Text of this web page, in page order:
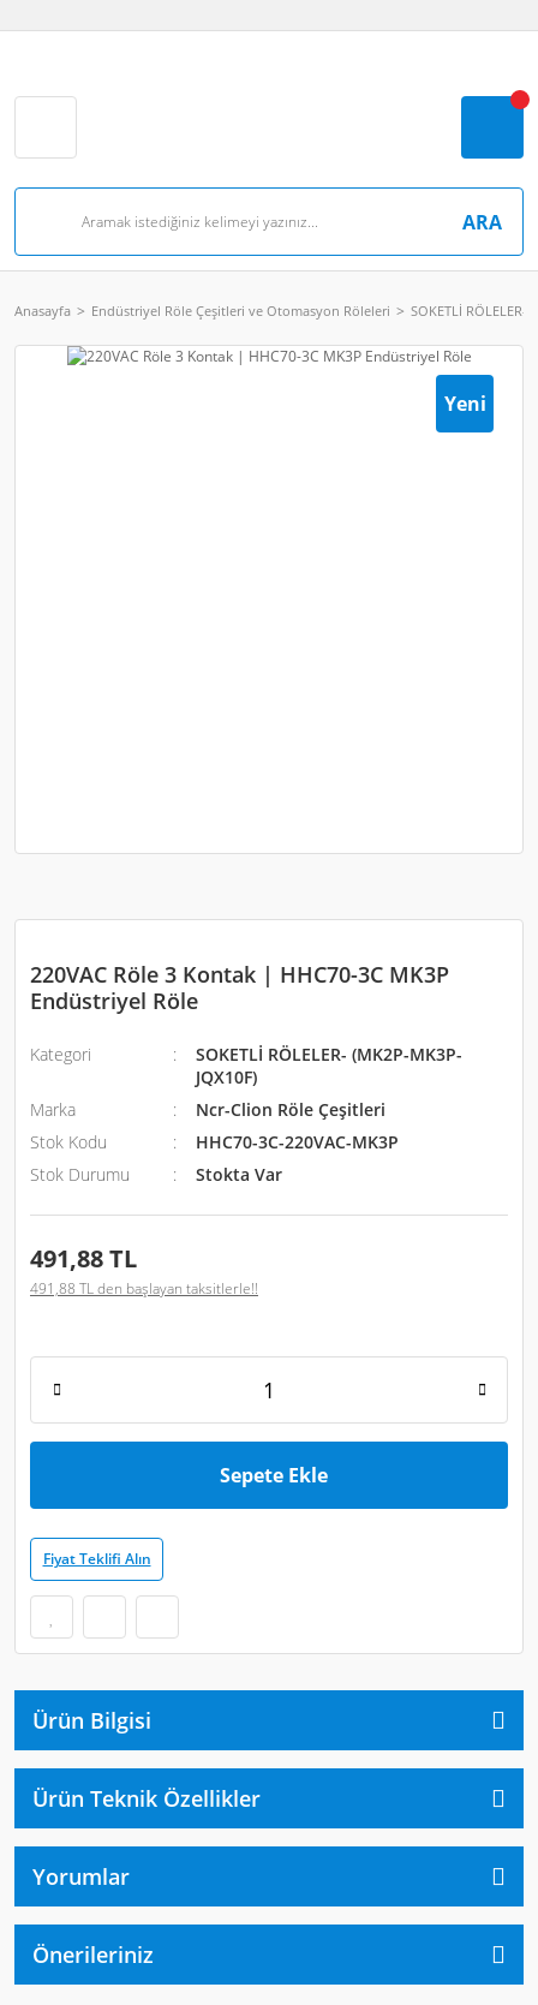
ARA
Anasayfa Endüstriyel Röle Çeşitleri ve Otomasyon Röleleri SOKETLİ RÖLELER-
Yeni
220VAC Röle 3 Kontak | HHC70-3C MK3P
Endüstriyel Röle
Kategori
SOKETLİ RÖLELER- (MK2P-MK3P-
JQX10F)
Marka
Ncr-Clion Röle Çeşitleri
Stok Kodu
HHC70-3C-220VAC-MK3P
Stok Durumu
Stokta Var
491,88 TL
491,88 TL den başlayan taksitlerle!!
Sepete Ekle
Fiyat Teklifi Alın
Ürün Bilgisi
Ürün Teknik Özellikler
Yorumlar
Önerileriniz